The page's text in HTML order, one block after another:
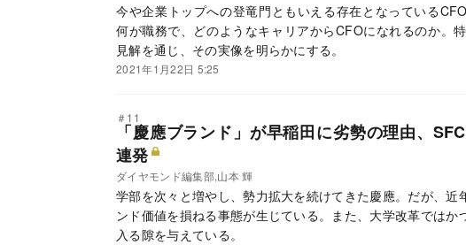
今や企業トップへの登竜門ともいえる存在となっている
何が職務で、どのようなキャリアからCFOになれるのか。
見解を通じ、その実像を明らかにする。
2021年1月22日 5:25
＃11
「慶應ブランド」が早稲田に劣勢の理由、
連発
ダイヤモンド編集部,山本 輝
学部を次々と増やし、勢力拡大を続けてきた慶應。だが、近
ンド価値を損ねる事態が生じている。また、大学改革ではか
入る隙を与えている。